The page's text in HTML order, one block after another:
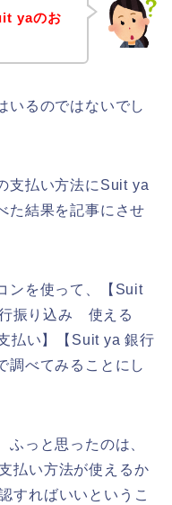
yaのお
いるのではないでし
支払い方法にSuit ya
た結果を記事にさせ
ンを使って、【Suit
振り込み 使える
払い】【Suit ya 銀行
べてみることにし
っと思ったのは、
払い方法が使えるか
すればいいというこ